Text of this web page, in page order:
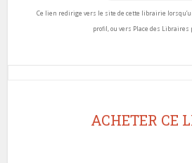
Ce lien redirige vers le site de cette librairie
profil, ou vers Place des Libraires
ACHETER CE